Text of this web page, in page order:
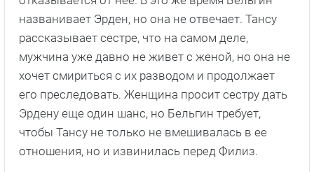
названивает Эрден, но она не отвечает. Тансу
рассказывает сестре, что на самом деле,
мужчина уже давно не живет с женой, но она не
хочет смириться с их разводом и продолжает
его преследовать. Женщина просит сестру дать
Эрдену еще один шанс, но Бельгин требует,
чтобы Тансу не только не вмешивалась в ее
отношения, но и извинилась перед Филиз.